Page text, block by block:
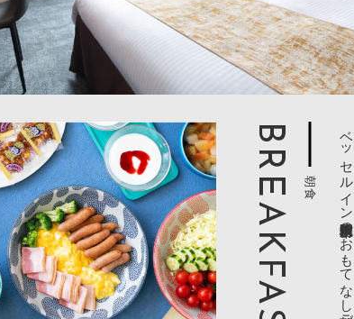
朝食
BREAKFAST ベッセルイン八千代勝田台駅前のおもてなし朝ごはん。